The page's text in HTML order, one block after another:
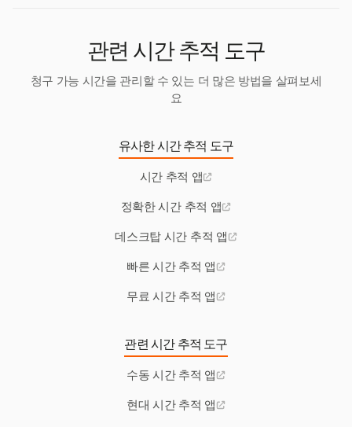
관련 시간 추적 도구
청구 가능 시간을 관리할 수 있는 더 많은 방법을 살펴보세
요
유사한 시간 추적 도구
시간 추적 앱
정확한 시간 추적 앱
데스크탑 시간 추적 앱
빠른 시간 추적 앱
무료 시간 추적 앱
관련 시간 추적 도구
수동 시간 추적 앱
현대 시간 추적 앱